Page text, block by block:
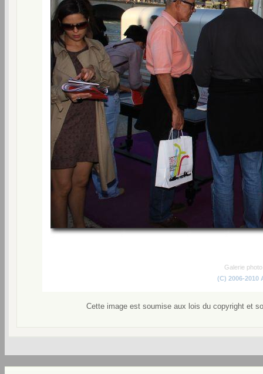
Galerie
(C) 2006-2010
Cette image est soumise aux lois du copyright et